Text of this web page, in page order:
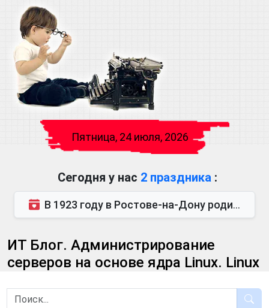
Пятница, 24 июля, 2026
Сегодня у нас 2 праздника :
В 1923 году в Ростове-на-Дону родился Виктор Михайлович Глушков. Под руководством Виктора Михайло...
ИТ Блог. Администрирование
серверов на основе ядра Linux. Linux